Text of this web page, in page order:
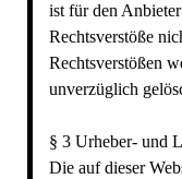
ist für den
Rechtsverstöße
Rechtsverstößen
unverzüglich
§ 3 Urheber- und
Die auf dieser